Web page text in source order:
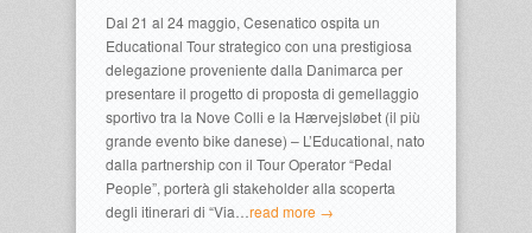
Dal 21 al 24 maggio, Cesenatico ospita un
Educational Tour strategico con una prestigiosa
delegazione proveniente dalla Danimarca per
presentare il progetto di proposta di gemellaggio
sportivo tra la Nove Colli e la Hærvejsløbet (il più
grande evento bike danese) – L’Educational, nato
dalla partnership con il Tour Operator “Pedal
People”, porterà gli stakeholder alla scoperta
degli itinerari di “Via…read more →